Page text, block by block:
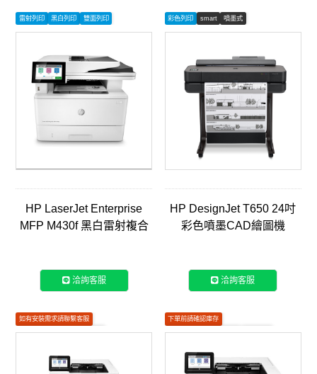
雷射列印 黑白列印 雙面列印
HP LaserJet Enterprise
MFP M430f 黑白雷射複合
洽詢客服
彩色列印 smart 噴墨式
HP DesignJet T650 24吋
彩色噴墨CAD繪圖機
洽詢客服
如有安裝需求請聯繫客服
下單前請確認庫存
雷射列印
下單前請確認庫存
如有安裝需求請聯繫客服
雷射列印